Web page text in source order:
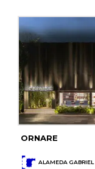
ORNARE
ALAMEDA GABRIEL